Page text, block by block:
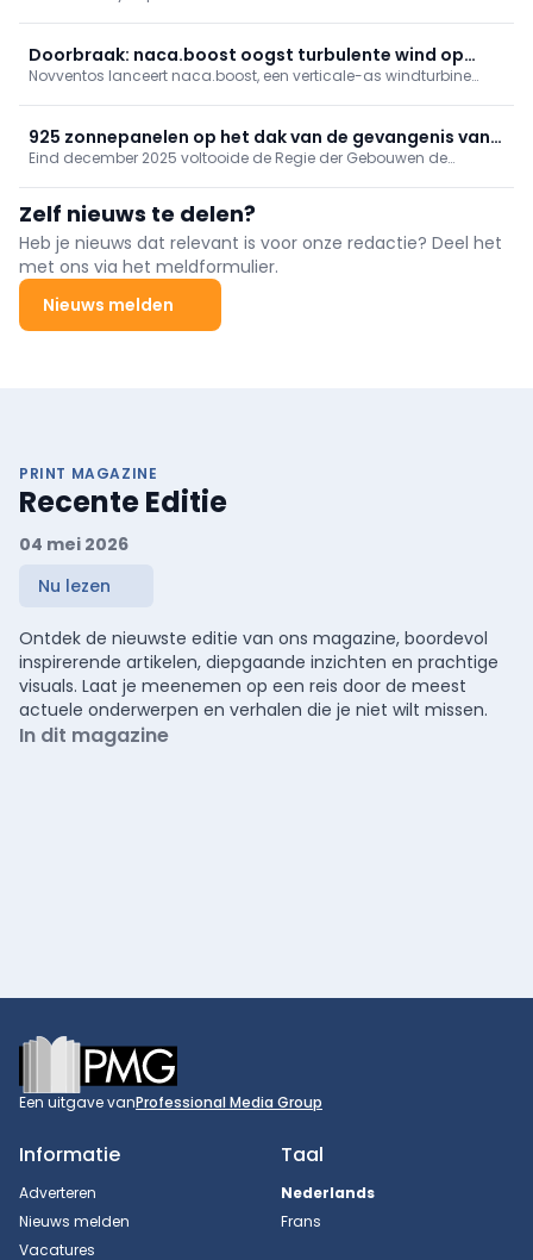
een overschot voor 40.000 gezinnen, met rookgasreiniging
(DeNOx/DeSOx) en een 18‑jarig partnerschap.
Doorbraak: naca.boost oogst turbulente wind op
maaiveldniveau
Novventos lanceert naca.boost, een verticale-as windturbine
geïntegreerde 510 Wp-zonnepanelen levert ze tot 10 MWh/jaar,
bijna geruisloos, zonder zware net- of site-infrastructuur.
925 zonnepanelen op het dak van de gevangenis van
Itter
Eind december 2025 voltooide de Regie der Gebouwen de
van 541 kWp.
Zelf nieuws te delen?
Heb je nieuws dat relevant is voor onze redactie? Deel het
met ons via het meldformulier.
Nieuws melden
PRINT MAGAZINE
Recente Editie
04 mei 2026
Nu lezen
Ontdek de nieuwste editie van ons magazine, boordevol
inspirerende artikelen, diepgaande inzichten en prachtige
visuals. Laat je meenemen op een reis door de meest
actuele onderwerpen en verhalen die je niet wilt missen.
In dit magazine
Footer
Een uitgave vanProfessional Media Group
Informatie
Adverteren
Nieuws melden
Vacatures
Taal
Nederlands
Frans